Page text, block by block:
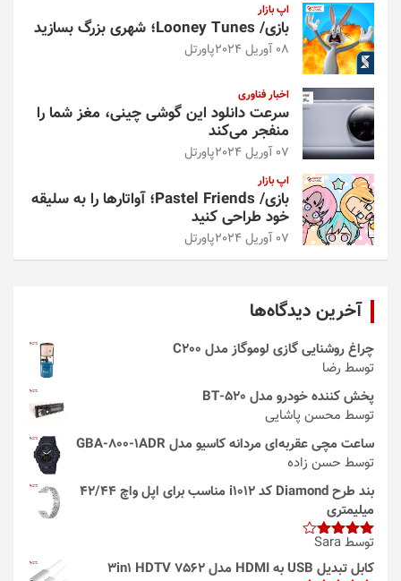
اپ بازار
بازی/ Looney Tunes؛ شهری بزرگ بسازید
08 آوریل 2024 پاورتل
اخبار فناوری
سرعت دانلود این گوشی چینی، مغز شما را
منفجر می‌کند
07 آوریل 2024 پاورتل
اپ بازار
بازی/ Pastel Friends؛ آواتارها را به سلیقه
خود طراحی کنید
07 آوریل 2024 پاورتل
آخرین دیدگاه‌ها
چراغ روشنایی گازی لوموگاز مدل C200
توسط رضا
پخش کننده خودرو مدل 520-BT
توسط محسن پاشایی
ساعت مچی عقربه‌ای مردانه کاسیو مدل GBA-800-1ADR
توسط حسن زاده
بند طرح Diamond کد i1012 مناسب برای اپل واچ 42/44
میلیمتری
امتیاز4
از 5
توسط Sara
کابل تبدیل USB به HDMI مدل 3in1 HDTV 7562